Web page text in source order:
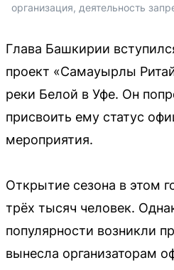
организация, деятельность
Глава Башкирии
проект «Самауырлы
реки Белой в Уфе. Он
присвоить ему статус
мероприятия.
Открытие сезона в этом
трёх тысяч человек.
популярности возникли
вынесла организаторам